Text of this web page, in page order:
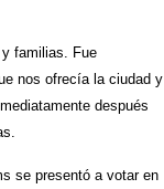
y familias. Fue
nos ofrecía la ciudad y
después
se presentó a votar en